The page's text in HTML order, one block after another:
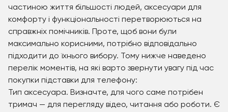
частиною життя більшості людей, аксесуари для
комфорту і функціональності перетворюються на
справжніх помічників. Проте, щоб вони були
максимально корисними, потрібно відповідально
підходити до їхнього вибору. Тому нижче наведено
перелік моментів, на які варто звернути увагу під час
покупки підставки для телефону:
Тип аксесуара. Визначте, для чого саме потрібен
тримач — для перегляду відео, читання або роботи. Є